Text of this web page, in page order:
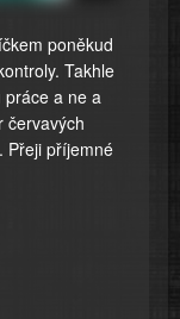
poněkud
Takhle
a ne a
červavých
Přeji příjemné